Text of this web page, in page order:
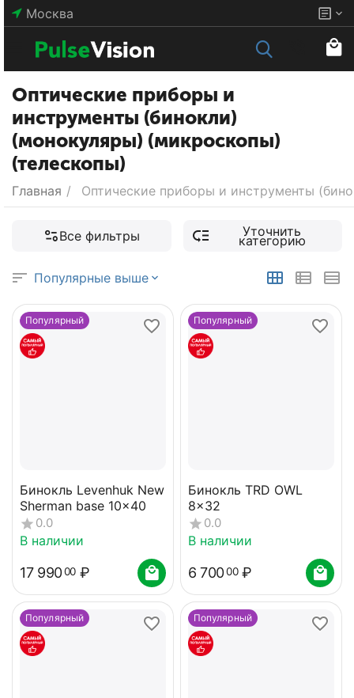
Москва
Оптические приборы и
инструменты (бинокли)
(монокуляры) (микроскопы)
(телескопы)
Главная / Оптические приборы и инструменты
Все фильтры Уточнить
категорию
Популярные выше
Популярный
Бинокль Levenhuk New
Sherman base 10x40
0.0
В наличии
17 99000 ₽
Популярный
Бинокль TRD OWL
8x32
0.0
В наличии
6 70000 ₽
Популярный Популярный